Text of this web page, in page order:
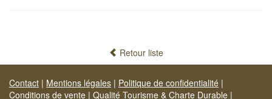
Retour liste
Contact | Mentions légales | Politique de confidentialité |
Conditions de vente | Qualité Tourisme & Charte Durable |